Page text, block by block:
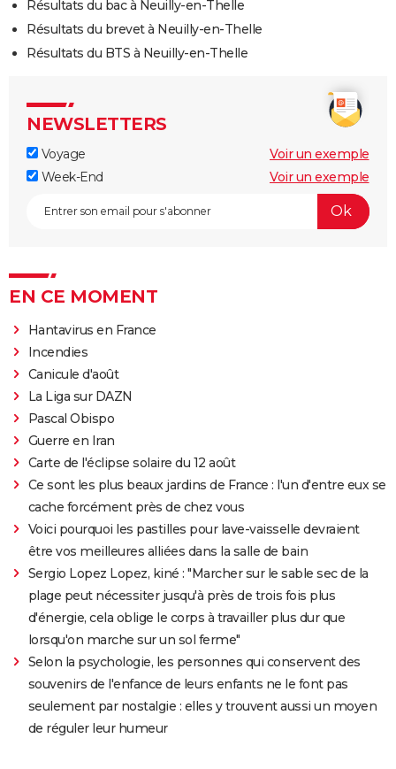
Résultats du bac à Neuilly-en-Thelle
Résultats du brevet à Neuilly-en-Thelle
Résultats du BTS à Neuilly-en-Thelle
NEWSLETTERS
Voyage
Voir un exemple
Week-End
Voir un exemple
EN CE MOMENT
Hantavirus en France
Incendies
Canicule d'août
La Liga sur DAZN
Pascal Obispo
Guerre en Iran
Carte de l'éclipse solaire du 12 août
Ce sont les plus beaux jardins de France : l'un d'entre eux se
cache forcément près de chez vous
Voici pourquoi les pastilles pour lave-vaisselle devraient
être vos meilleures alliées dans la salle de bain
Sergio Lopez Lopez, kiné : "Marcher sur le sable sec de la
plage peut nécessiter jusqu'à près de trois fois plus
d'énergie, cela oblige le corps à travailler plus dur que
lorsqu'on marche sur un sol ferme"
Selon la psychologie, les personnes qui conservent des
souvenirs de l'enfance de leurs enfants ne le font pas
seulement par nostalgie : elles y trouvent aussi un moyen
de réguler leur humeur